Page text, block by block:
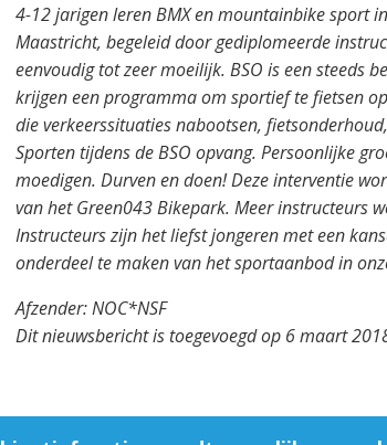
4-12 jarigen leren BMX en mountainbike sport
Maastricht, begeleid door gediplomeerde
eenvoudig tot zeer moeilijk. BSO is een steeds
krijgen een programma om sportief te fietsen
die verkeerssituaties nabootsen,
Sporten tijdens de BSO opvang. Persoonlijke
moedigen. Durven en doen! Deze interventie
van het Green043 Bikepark. Meer instructeurs
Instructeurs zijn het liefst jongeren met een
onderdeel te maken van het sportaanbod in
Afzender: NOC*NSF
Dit nieuwsbericht is toegevoegd op 6 maart